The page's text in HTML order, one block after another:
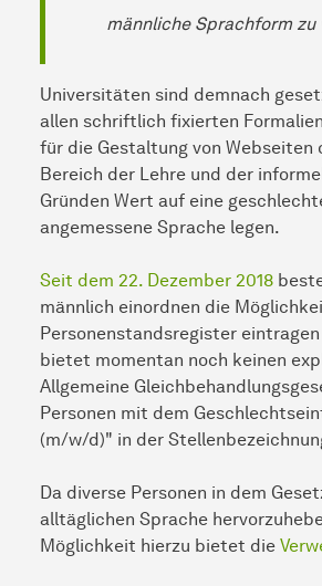
männliche Sprachform zu
Universitäten sind demnach
allen schriftlich fixierten
für die Gestaltung von
Bereich der Lehre und der
Gründen Wert auf eine
angemessene Sprache legen.
Seit dem 22. Dezember 2018
männlich einordnen die
Personenstandsregister
bietet momentan noch keinen
Allgemeine
Personen mit dem
(m/w/d)" in der
Da diverse Personen in dem
alltäglichen Sprache
Möglichkeit hierzu bietet die